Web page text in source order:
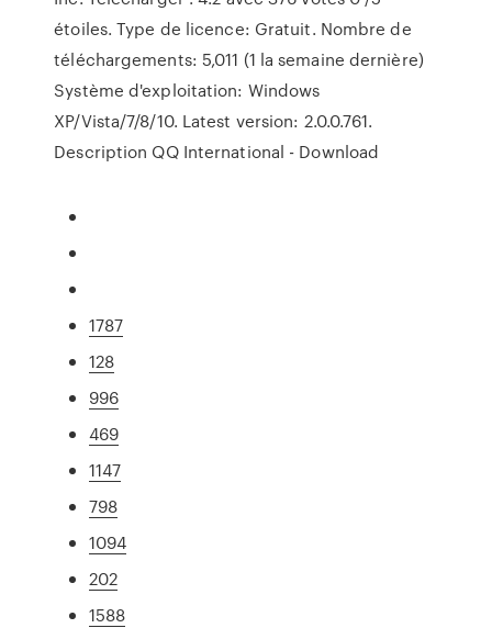
étoiles. Type de licence: Gratuit. Nombre de
téléchargements: 5,011 (1 la semaine dernière)
Système d'exploitation: Windows
XP/Vista/7/8/10. Latest version: 2.0.0.761.
Description QQ International - Download
1787
128
996
469
1147
798
1094
202
1588